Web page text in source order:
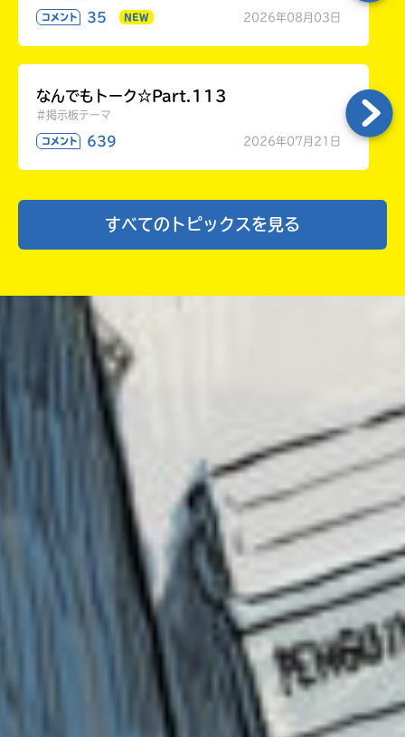
敵で大好きです！
待ってます。
そしてそしてっ私と同じく行けなかった子た
ち！
んじゃあ、今度は歴バス7巻も一緒にわくわくし
ちゃいましょ〜！！！
ということで、長くなりましたが。
皆さんに歴バスの良さが伝わりますように…！
ゆずの葉っぱ さん ／ 女性 ／ 中学1年
2023.11.28
レポート楽しんでもらえてよかった～☆
うぅ、行きたかったなぁ。む、だがしかし、ま
たの機会があれば希望する！私は、尊敬するあ
さば様に会いたい・・・。
あさば様、推推推推推推推推推推‼︎
のんびり屋 さん ／ 女性 ／ 小学5年
人気 !! わかる
またあるといいよね！
コメント 35 NEW 2026年08月03日
なんでもトーク☆Part.113
#掲示板テーマ
コメント 639 2026年07月21日
すべてのトピックスを見る